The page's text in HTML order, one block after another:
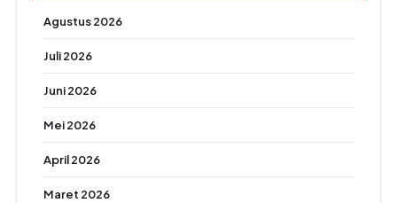
Agustus 2026
Juli 2026
Juni 2026
Mei 2026
April 2026
Maret 2026